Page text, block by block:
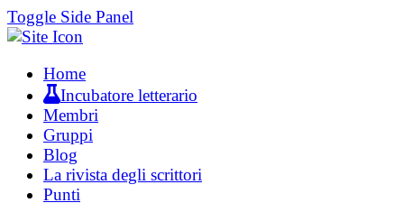
Toggle Side Panel
Home
Incubatore letterario
Membri
Gruppi
Blog
La rivista degli scrittori
Punti